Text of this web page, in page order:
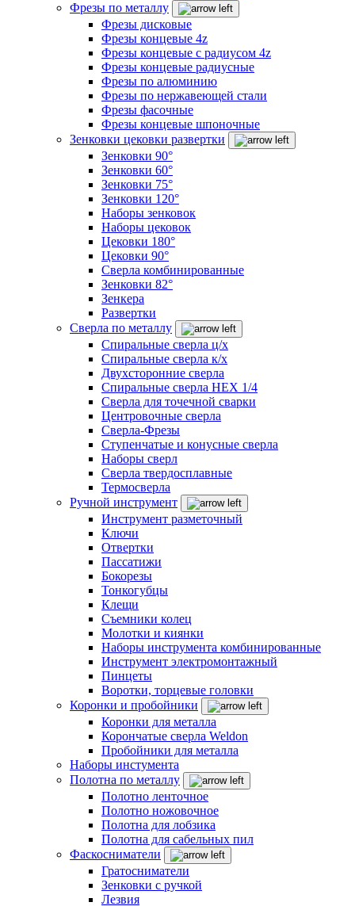
Фрезы по металлу
Фрезы дисковые
Фрезы концевые 4z
Фрезы концевые с радиусом 4z
Фрезы концевые радиусные
Фрезы по алюминию
Фрезы по нержавеющей стали
Фрезы фасочные
Фрезы концевые шпоночные
Зенковки цековки развертки
Зенковки 90°
Зенковки 60°
Зенковки 75°
Зенковки 120°
Наборы зенковок
Наборы цековок
Цековки 180°
Цековки 90°
Сверла комбинированные
Зенковки 82°
Зенкера
Развертки
Сверла по металлу
Спиральные сверла ц/х
Спиральные сверла к/х
Двухсторонние сверла
Спиральные сверла HEX 1/4
Сверла для точечной сварки
Центровочные сверла
Сверла-Фрезы
Ступенчатые и конусные сверла
Наборы сверл
Сверла твердосплавные
Термосверла
Ручной инструмент
Инструмент разметочный
Ключи
Отвертки
Пассатижи
Бокорезы
Тонкогубцы
Клещи
Съемники колец
Молотки и киянки
Наборы инструмента комбинированные
Инструмент электромонтажный
Пинцеты
Воротки, торцевые головки
Коронки и пробойники
Коронки для металла
Корончатые сверла Weldon
Пробойники для металла
Наборы инстумента
Полотна по металлу
Полотно ленточное
Полотно ножовочное
Полотна для лобзика
Полотна для сабельных пил
Фаскосниматели
Гратосниматели
Зенковки с ручкой
Лезвия